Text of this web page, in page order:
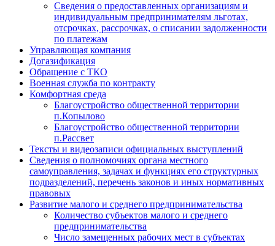
Сведения о предоставленных организациям и
индивидуальным предпринимателям льготах,
отсрочках, рассрочках, о списании задолженности
по платежам
Управляющая компания
Догазификация
Обращение с ТКО
Военная служба по контракту
Комфортная среда
Благоустройство общественной территории
п.Копылово
Благоустройство общественной территории
п.Рассвет
Тексты и видеозаписи официальных выступлений
Сведения о полномочиях органа местного
самоуправления, задачах и функциях его структурных
подразделений, перечень законов и иных нормативных
правовых
Развитие малого и среднего предпринимательства
Количество субъектов малого и среднего
предпринимательства
Число замещенных рабочих мест в субъектах